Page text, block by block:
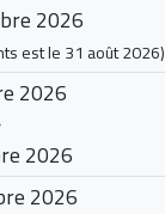
2026
est le 31 août 2026)
2026
2026
2026